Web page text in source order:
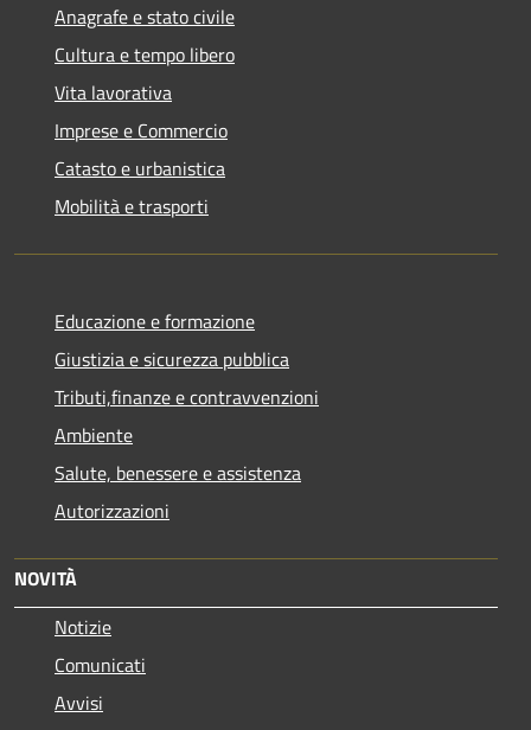
Anagrafe e stato civile
Cultura e tempo libero
Vita lavorativa
Imprese e Commercio
Catasto e urbanistica
Mobilità e trasporti
Educazione e formazione
Giustizia e sicurezza pubblica
Tributi,finanze e contravvenzioni
Ambiente
Salute, benessere e assistenza
Autorizzazioni
NOVITÀ
Notizie
Comunicati
Avvisi